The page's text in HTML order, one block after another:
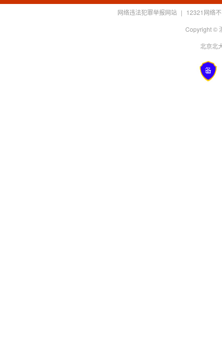
网络违法犯罪举报网站 | 12321网络
Copyright ©
北京北